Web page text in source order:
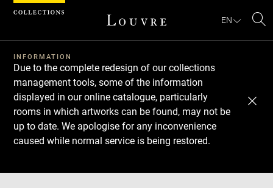
EN
INFORMATION
Due to the complete redesign of our collections
management tools, some of the information
displayed in our online catalogue, particularly
rooms in which artworks can be found, may not be
up to date. We apologise for any inconvenience
caused while normal service is being restored.
Download
Next
Previous
Cookies management panel